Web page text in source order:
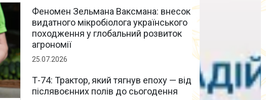
Феномен Зельмана Ваксмана: внесок
видатного мікробіолога українського
походження у глобальний розвиток
агрономії
25.07.2026
Т-74: Трактор, який тягнув епоху — від
післявоєнних полів до сьогодення